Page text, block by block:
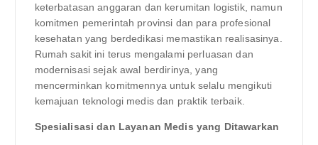
keterbatasan anggaran dan kerumitan logistik, namun
komitmen pemerintah provinsi dan para profesional
kesehatan yang berdedikasi memastikan realisasinya.
Rumah sakit ini terus mengalami perluasan dan
modernisasi sejak awal berdirinya, yang
mencerminkan komitmennya untuk selalu mengikuti
kemajuan teknologi medis dan praktik terbaik.
Spesialisasi dan Layanan Medis yang Ditawarkan